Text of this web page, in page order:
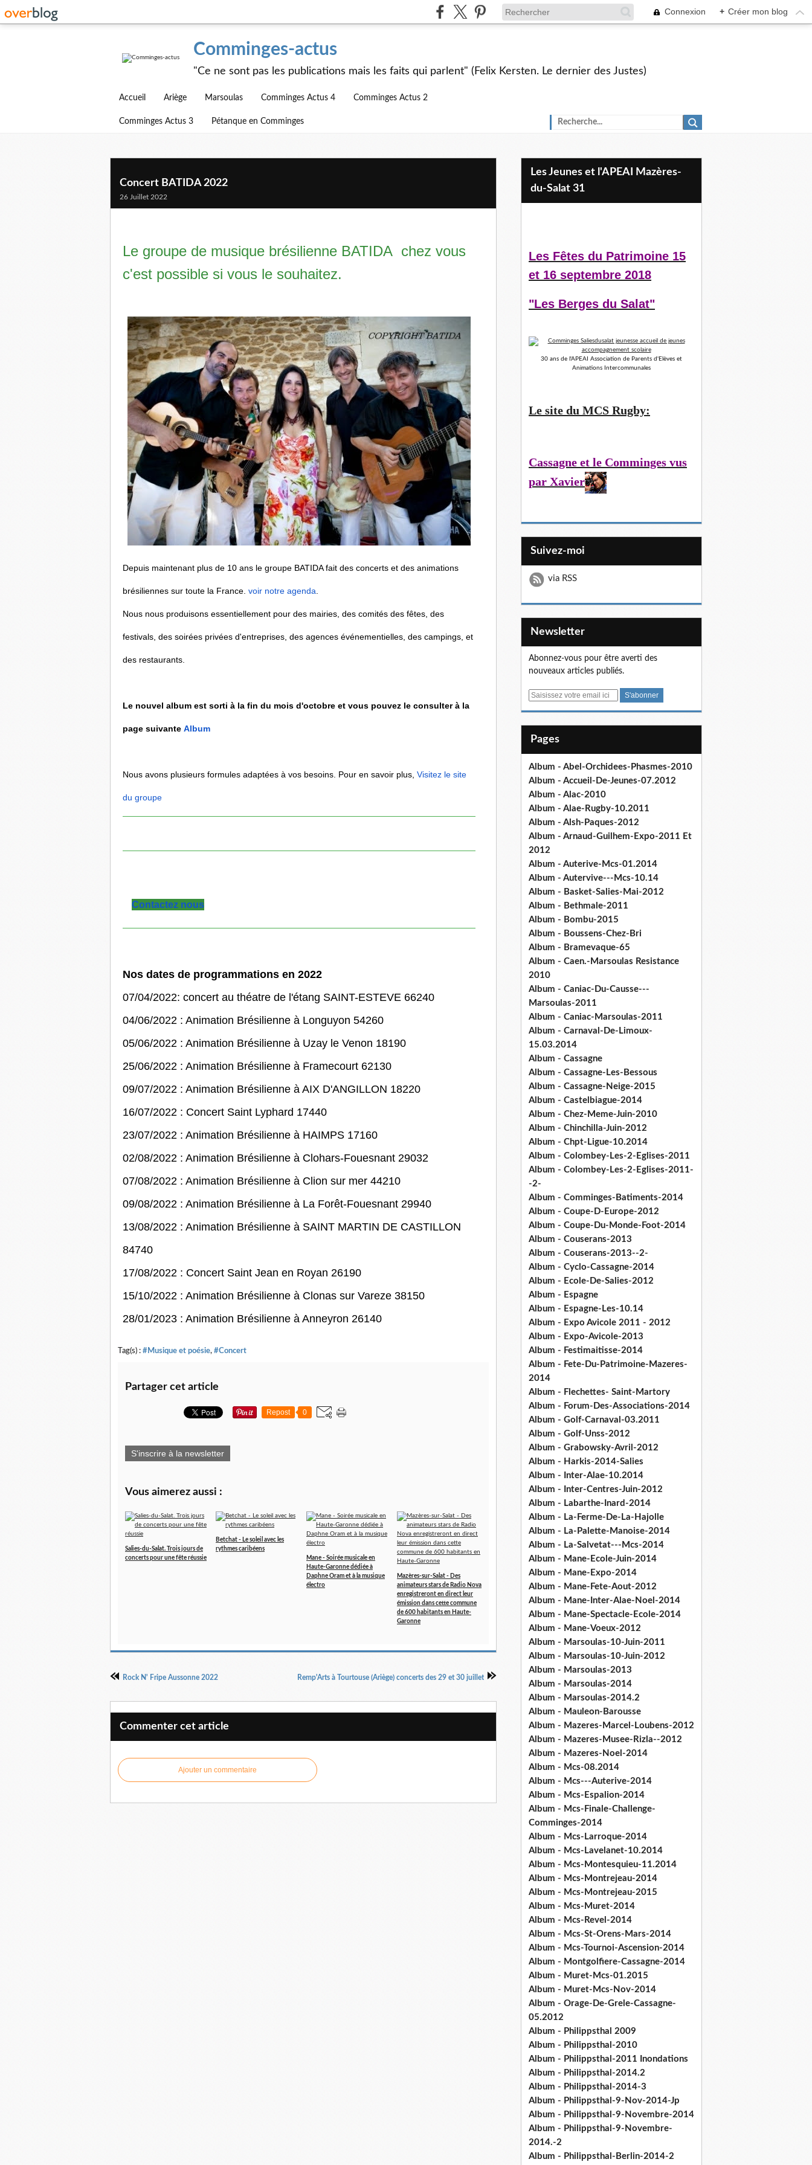
Connexion + Créer mon blog
Comminges-actus
"Ce ne sont pas les publications mais les faits qui parlent" (Felix Kersten. Le dernier des Justes)
Accueil Ariège Marsoulas Comminges Actus 4 Comminges Actus 2
Comminges Actus 3 Pétanque en Comminges
Concert BATIDA 2022
26 Juillet 2022
Le groupe de musique brésilienne BATIDA chez vous
c'est possible si vous le souhaitez.
Depuis maintenant plus de 10 ans le groupe BATIDA fait des concerts et des animations
brésiliennes sur toute la France. voir notre agenda
Nous nous produisons essentiellement pour des mairies, des comités des fêtes, des
festivals, des soirées privées d'entreprises, des agences événementielles, des campings, et
des restaurants.
Le nouvel album est sorti à la fin du mois d'octobre et vous pouvez le consulter à la
page suivante Album
Nous avons plusieurs formules adaptées à vos besoins. Pour en savoir plus, Visitez le site
du groupe
Contactez nous
Nos dates de programmations en 2022
07/04/2022: concert au théatre de l'étang SAINT-ESTEVE 66240
04/06/2022 : Animation Brésilienne à Longuyon 54260
05/06/2022 : Animation Brésilienne à Uzay le Venon 18190
25/06/2022 : Animation Brésilienne à Framecourt 62130
09/07/2022 : Animation Brésilienne à AIX D'ANGILLON 18220
16/07/2022 : Concert Saint Lyphard 17440
23/07/2022 : Animation Brésilienne à HAIMPS 17160
02/08/2022 : Animation Brésilienne à Clohars-Fouesnant 29032
07/08/2022 : Animation Brésilienne à Clion sur mer 44210
09/08/2022 : Animation Brésilienne à La Forêt-Fouesnant 29940
13/08/2022 : Animation Brésilienne à SAINT MARTIN DE CASTILLON
84740
17/08/2022 : Concert Saint Jean en Royan 26190
15/10/2022 : Animation Brésilienne à Clonas sur Vareze 38150
28/01/2023 : Animation Brésilienne à Anneyron 26140
Tag(s) : #Musique et poésie, #Concert
Partager cet article
Repost 0
S'inscrire à la newsletter
Vous aimerez aussi :
Salies-du-Salat. Trois jours de
concerts pour une fête réussie
Betchat - Le soleil avec les
rythmes caribéens
Mane - Soirée musicale en
Haute-Garonne dédiée à
Daphne Oram et à la musique
électro
Mazères-sur-Salat - Des
animateurs stars de Radio Nova
enregistreront en direct leur
émission dans cette commune
de 600 habitants en Haute-
Garonne
Rock N' Fripe Aussonne 2022 Remp'Arts à Tourtouse (Ariège) concerts des 29 et 30 juillet
Commenter cet article
Ajouter un commentaire
Les Jeunes et l'APEAI Mazères-
du-Salat 31
Les Fêtes du Patrimoine 15
et 16 septembre 2018
"Les Berges du Salat"
30 ans de l'APEAI Association de Parents d'Elèves et
Animations Intercommunales
Le site du MCS Rugby:
Cassagne et le Comminges vus
par Xavier
Suivez-moi
via RSS
Newsletter
Abonnez-vous pour être averti des
nouveaux articles publiés.
E
Pages
Album - Abel-Orchidees-Phasmes-2010
Album - Accueil-De-Jeunes-07.2012
Album - Alac-2010
Album - Alae-Rugby-10.2011
Album - Alsh-Paques-2012
Album - Arnaud-Guilhem-Expo-2011 Et
2012
Album - Auterive-Mcs-01.2014
Album - Autervive---Mcs-10.14
Album - Basket-Salies-Mai-2012
Album - Bethmale-2011
Album - Bombu-2015
Album - Boussens-Chez-Bri
Album - Bramevaque-65
Album - Caen.-Marsoulas Resistance
2010
Album - Caniac-Du-Causse---
Marsoulas-2011
Album - Caniac-Marsoulas-2011
Album - Carnaval-De-Limoux-
15.03.2014
Album - Cassagne
Album - Cassagne-Les-Bessous
Album - Cassagne-Neige-2015
Album - Castelbiague-2014
Album - Chez-Meme-Juin-2010
Album - Chinchilla-Juin-2012
Album - Chpt-Ligue-10.2014
Album - Colombey-Les-2-Eglises-2011
Album - Colombey-Les-2-Eglises-2011-
-2-
Album - Comminges-Batiments-2014
Album - Coupe-D-Europe-2012
Album - Coupe-Du-Monde-Foot-2014
Album - Couserans-2013
Album - Couserans-2013--2-
Album - Cyclo-Cassagne-2014
Album - Ecole-De-Salies-2012
Album - Espagne
Album - Espagne-Les-10.14
Album - Expo Avicole 2011 - 2012
Album - Expo-Avicole-2013
Album - Festimaitisse-2014
Album - Fete-Du-Patrimoine-Mazeres-
2014
Album - Flechettes- Saint-Martory
Album - Forum-Des-Associations-2014
Album - Golf-Carnaval-03.2011
Album - Golf-Unss-2012
Album - Grabowsky-Avril-2012
Album - Harkis-2014-Salies
Album - Inter-Alae-10.2014
Album - Inter-Centres-Juin-2012
Album - Labarthe-Inard-2014
Album - La-Ferme-De-La-Hajolle
Album - La-Palette-Manoise-2014
Album - La-Salvetat---Mcs-2014
Album - Mane-Ecole-Juin-2014
Album - Mane-Expo-2014
Album - Mane-Fete-Aout-2012
Album - Mane-Inter-Alae-Noel-2014
Album - Mane-Spectacle-Ecole-2014
Album - Mane-Voeux-2012
Album - Marsoulas-10-Juin-2011
Album - Marsoulas-10-Juin-2012
Album - Marsoulas-2013
Album - Marsoulas-2014
Album - Marsoulas-2014.2
Album - Mauleon-Barousse
Album - Mazeres-Marcel-Loubens-2012
Album - Mazeres-Musee-Rizla--2012
Album - Mazeres-Noel-2014
Album - Mcs-08.2014
Album - Mcs---Auterive-2014
Album - Mcs-Espalion-2014
Album - Mcs-Finale-Challenge-
Comminges-2014
Album - Mcs-Larroque-2014
Album - Mcs-Lavelanet-10.2014
Album - Mcs-Montesquieu-11.2014
Album - Mcs-Montrejeau-2014
Album - Mcs-Montrejeau-2015
Album - Mcs-Muret-2014
Album - Mcs-Revel-2014
Album - Mcs-St-Orens-Mars-2014
Album - Mcs-Tournoi-Ascension-2014
Album - Montgolfiere-Cassagne-2014
Album - Muret-Mcs-01.2015
Album - Muret-Mcs-Nov-2014
Album - Orage-De-Grele-Cassagne-
05.2012
Album - Philippsthal 2009
Album - Philippsthal-2010
Album - Philippsthal-2011 Inondations
Album - Philippsthal-2014.2
Album - Philippsthal-2014-3
Album - Philippsthal-9-Nov-2014-Jp
Album - Philippsthal-9-Novembre-2014
Album - Philippsthal-9-Novembre-
2014.-2
Album - Philippsthal-Berlin-2014-2